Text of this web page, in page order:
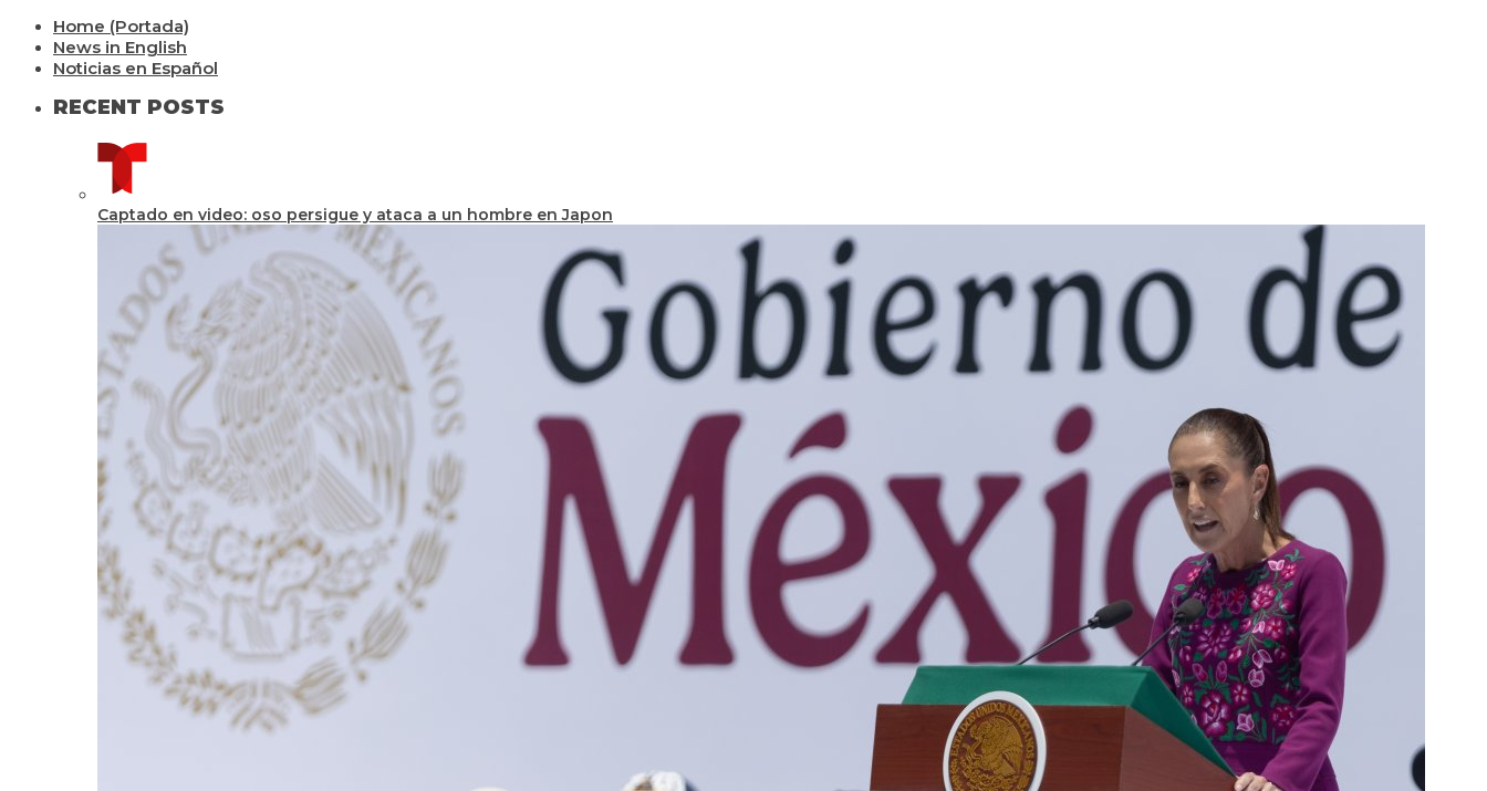
Home (Portada)
News in English
Noticias en Español
RECENT POSTS
Captado en video: oso persigue y ataca a un hombre en Japon